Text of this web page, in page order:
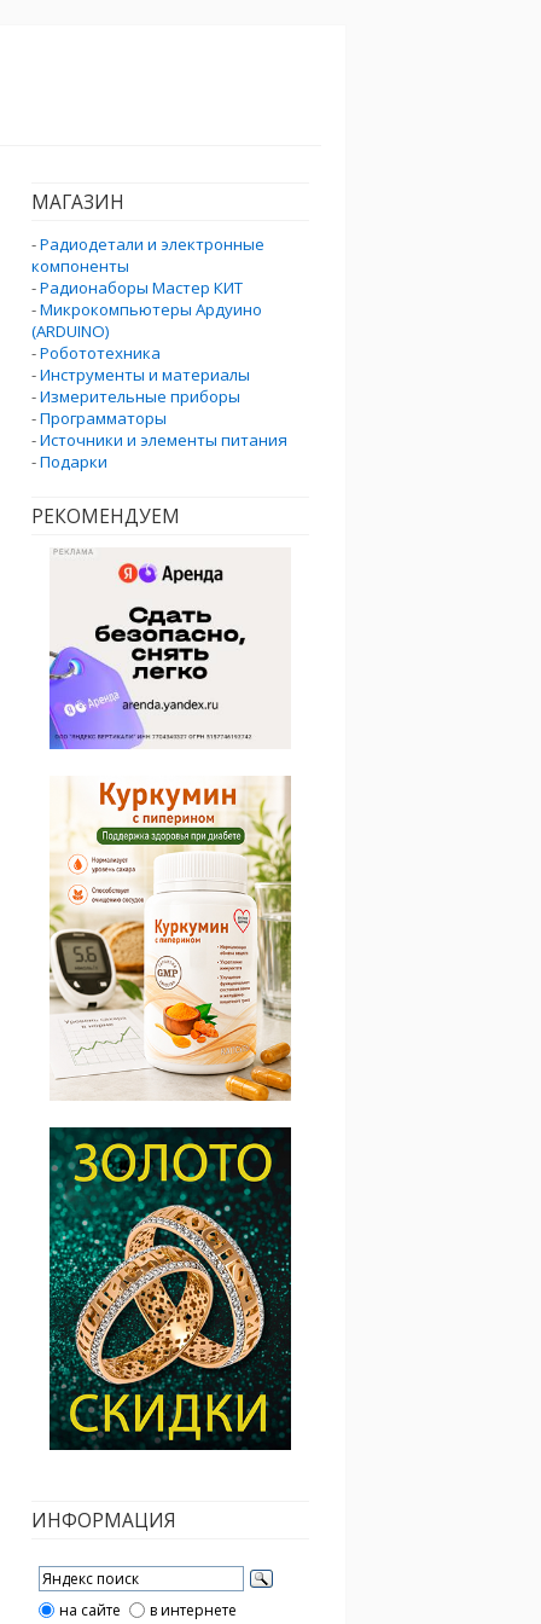
МАГАЗИН
-Радиодетали и электронные
компоненты
-Радионаборы Мастер КИТ
-Микрокомпьютеры Ардуино
(ARDUINO)
-Робототехника
-Инструменты и материалы
-Измерительные приборы
-Программаторы
-Источники и элементы питания
-Подарки
РЕКОМЕНДУЕМ
ИНФОРМАЦИЯ
на сайте в интернете